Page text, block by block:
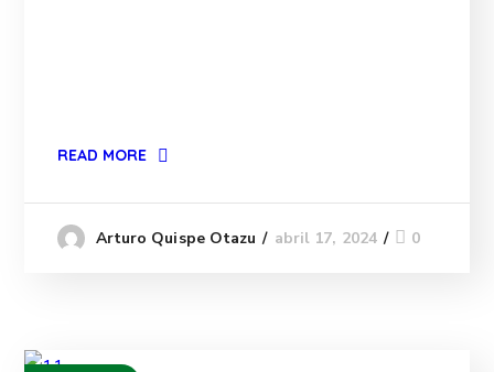
READ MORE
Arturo Quispe Otazu abril 17, 2024 0